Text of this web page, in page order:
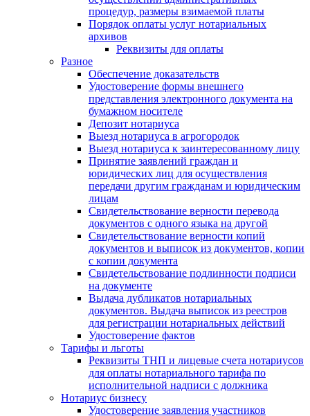
процедур, размеры взимаемой платы
Порядок оплаты услуг нотариальных
архивов
Реквизиты для оплаты
Разное
Обеспечение доказательств
Удостоверение формы внешнего
представления электронного документа на
бумажном носителе
Депозит нотариуса
Выезд нотариуса в агрогородок
Выезд нотариуса к заинтересованному лицу
Принятие заявлений граждан и
юридических лиц для осуществления
передачи другим гражданам и юридическим
лицам
Свидетельствование верности перевода
документов с одного языка на другой
Свидетельствование верности копий
документов и выписок из документов, копии
с копии документа
Свидетельствование подлинности подписи
на документе
Выдача дубликатов нотариальных
документов. Выдача выписок из реестров
для регистрации нотариальных действий
Удостоверение фактов
Тарифы и льготы
Реквизиты ТНП и лицевые счета нотариусов
для оплаты нотариального тарифа по
исполнительной надписи с должника
Нотариус бизнесу
Удостоверение заявления участников